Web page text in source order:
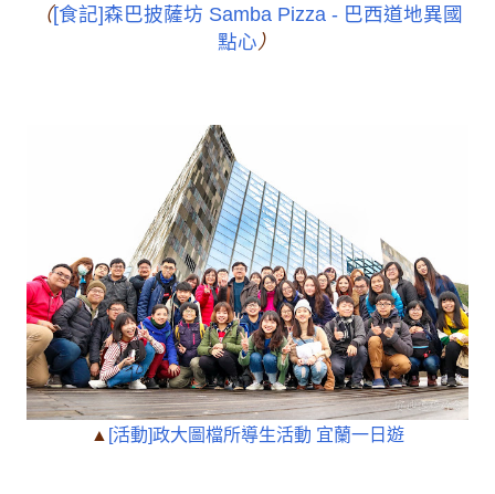
（[食記]森巴披薩坊 Samba Pizza - 巴西道地異國
點心）
▲ [活動]政大圖檔所導生活動 宜蘭一日遊